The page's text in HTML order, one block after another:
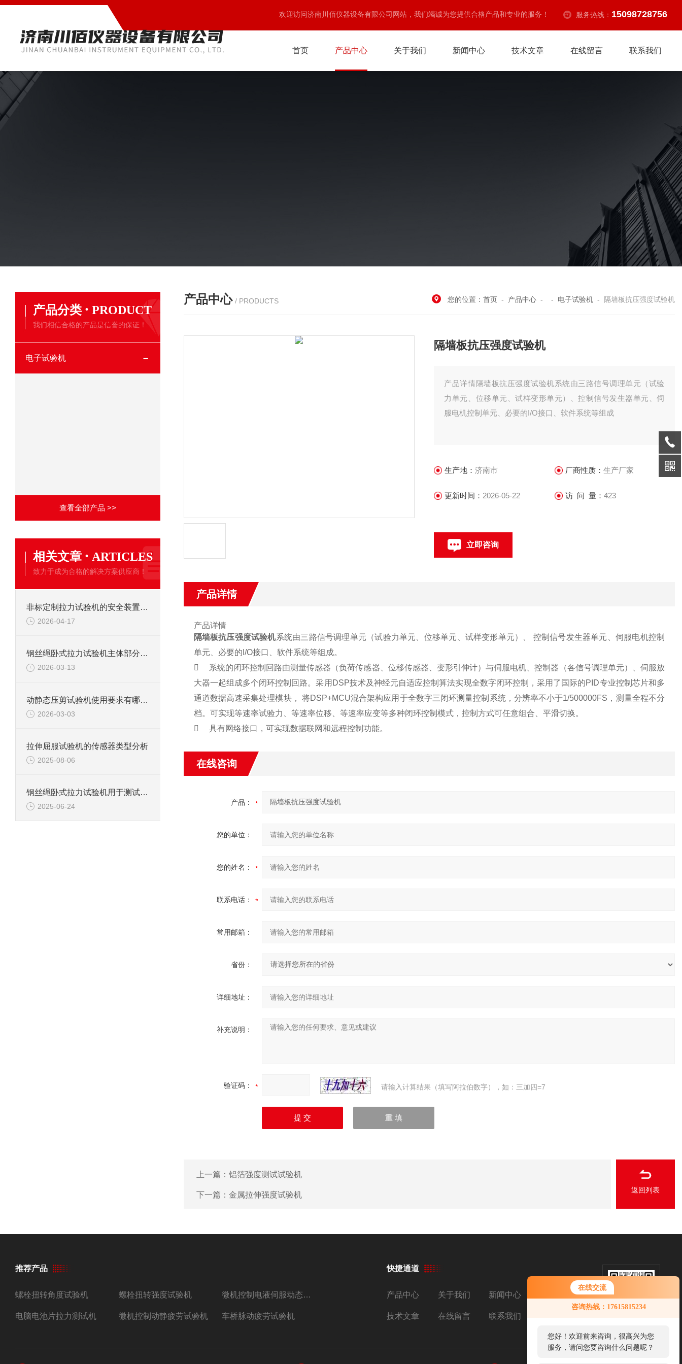
在线交流
咨询热线：17615815234
您好！欢迎前来咨询，很高兴为您
服务，请问您要咨询什么问题呢？
您好，看您停留很久了，是否找到
了需求产品，您可以直接在线与我
欢迎访问济南川佰仪器设备有限公司网站，我们竭诚为您提供合格产品和专业的服务！ 服务热线： 15098728756
首页 产品中心 关于我们 新闻中心 技术文章 在线留言 联系我们
产品分类 · PRODUCT
我们相信合格的产品是信誉的保证！
电子试验机
查看全部产品 >>
相关文章 · ARTICLES
致力于成为合格的解决方案供应商！
非标定制拉力试验机的安全装置：保障操作安全的关键
2026-04-17
钢丝绳卧式拉力试验机主体部分及作用
2026-03-13
动静态压剪试验机使用要求有哪些？
2026-03-03
拉伸屈服试验机的传感器类型分析
2025-08-06
钢丝绳卧式拉力试验机用于测试钢丝绳、钢丝、电缆等材料拉伸性能
2025-06-24
产品中心 / PRODUCTS 您的位置： 首页 - 产品中心 - - 电子试验机 - 隔墙板抗压强度试验机
隔墙板抗压强度试验机
产品详情隔墙板抗压强度试验机系统由三路信号调理单元（试验
力单元、位移单元、试样变形单元）、控制信号发生器单元、伺
服电机控制单元、必要的I/O接口、软件系统等组成
生产地：济南市 厂商性质： 生产厂家
更新时间： 2026-05-22 访 问 量： 423
立即咨询
产品详情
产品详情
隔墙板抗压强度试验机系统由三路信号调理单元（试验力单元、位移单元、试样变形单元）、 控制信号发生器单元、伺服电机控制
单元、必要的I/O接口、软件系统等组成。
 系统的闭环控制回路由测量传感器（负荷传感器、位移传感器、变形引伸计）与伺服电机、控制器（各信号调理单元）、伺服放
大器一起组成多个闭环控制回路。采用DSP技术及神经元自适应控制算法实现全数字闭环控制，采用了国际的PID专业控制芯片和多
通道数据高速采集处理模块， 将DSP+MCU混合架构应用于全数字三闭环测量控制系统，分辨率不小于1/500000FS，测量全程不分
档。可实现等速率试验力、等速率位移、等速率应变等多种闭环控制模式，控制方式可任意组合、平滑切换。
 具有网络接口，可实现数据联网和远程控制功能。
在线咨询
产品：
您的单位：
您的姓名：
联系电话：
常用邮箱：
省份：
详细地址：
补充说明：
验证码： 请输入计算结果（填写阿拉伯数字），如：三加四=7
上一篇： 铝箔强度测试试验机
下一篇： 金属拉伸强度试验机
返回列表
推荐产品
螺栓扭转角度试验机 螺栓扭转强度试验机 微机控制电液伺服动态压剪试验机
电脑电池片拉力测试机 微机控制动静疲劳试验机 车桥脉动疲劳试验机
快捷通道
产品中心 关于我们 新闻中心
技术文章 在线留言 联系我们